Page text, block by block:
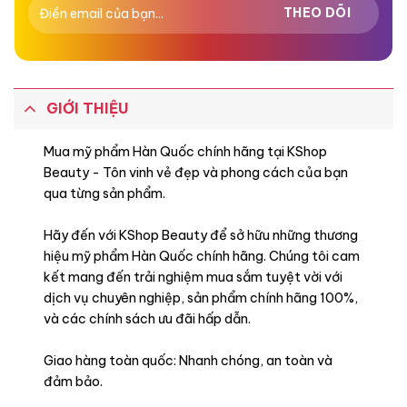
Hoắc Hương,
GIỚI THIỆU
Mua mỹ phẩm Hàn Quốc chính hãng tại KShop
Beauty - Tôn vinh vẻ đẹp và phong cách của bạn
qua từng sản phẩm.
Hãy đến với KShop Beauty để sở hữu những thương
hiệu mỹ phẩm Hàn Quốc chính hãng. Chúng tôi cam
kết mang đến trải nghiệm mua sắm tuyệt vời với
dịch vụ chuyên nghiệp, sản phẩm chính hãng 100%,
và các chính sách ưu đãi hấp dẫn.
Giao hàng toàn quốc: Nhanh chóng, an toàn và
đảm bảo.